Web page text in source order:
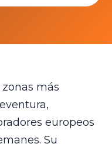
más
europeos
Su